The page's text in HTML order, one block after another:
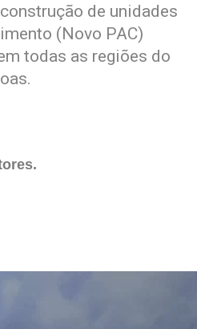
de unidades
(Novo PAC)
todas as regiões do